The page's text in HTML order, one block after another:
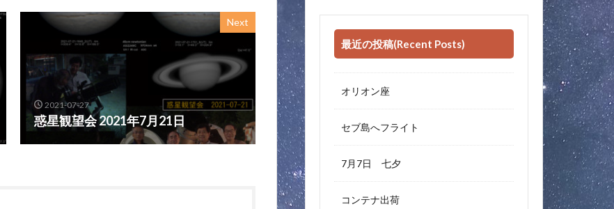
Next
2021-07-27
惑星観望会 2021年7月21日
最近の投稿(Recent Posts)
オリオン座
セブ島へフライト
7月7日 七夕
コンテナ出荷